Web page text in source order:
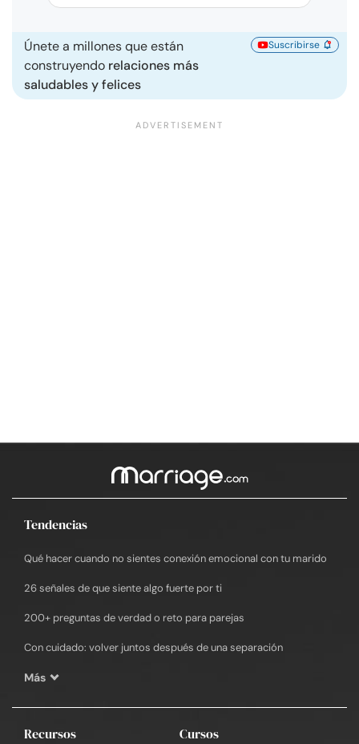
Únete a millones que están
construyendo relaciones más
saludables y felices
Suscribirse
Tendencias
Qué hacer cuando no sientes conexión emocional con tu marido
26 señales de que siente algo fuerte por ti
200+ preguntas de verdad o reto para parejas
Con cuidado: volver juntos después de una separación
Más
Recursos Cursos